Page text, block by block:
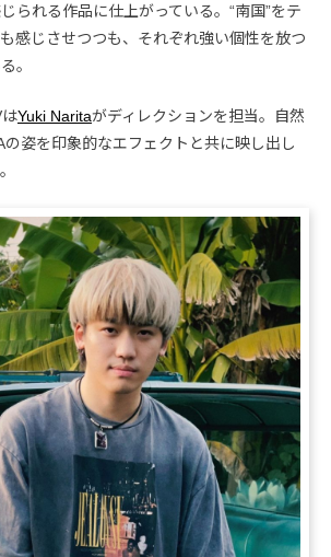
られる作品に仕上がっている。“南国”をテ
感じさせつつも、それぞれ強い個性を放つ
。
はYuki Naritaがディレクションを担当。自然
姿を印象的なエフェクトと共に映し出し